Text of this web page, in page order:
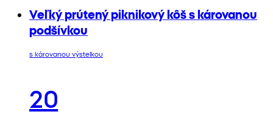
Veľký prútený piknikový kôš s károvanou
podšívkou
s károvanou výstelkou
20